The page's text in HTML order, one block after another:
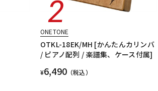
ONETONE
OTKL-18EK/MH [かんたんカリンバ
/ ピアノ配列 / 楽譜集、ケース付属]
¥6,490 （税込）